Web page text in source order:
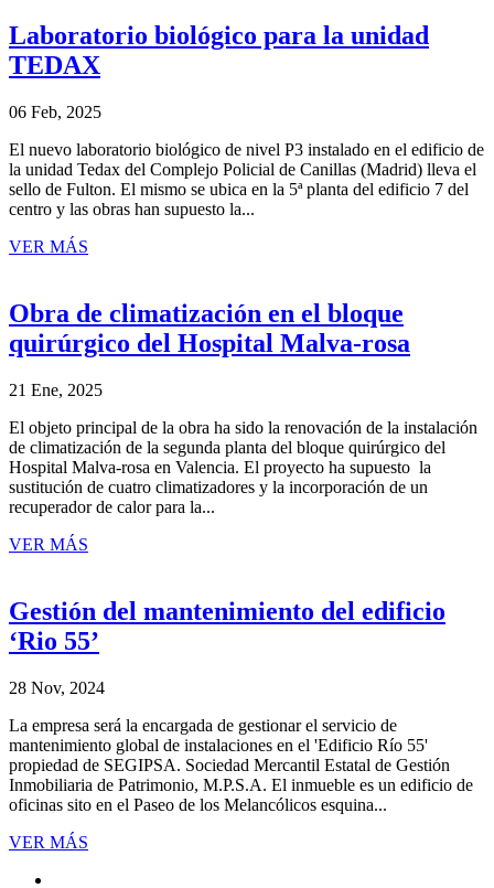
Laboratorio biológico para la unidad
TEDAX
06 Feb, 2025
El nuevo laboratorio biológico de nivel P3 instalado en el edificio de
la unidad Tedax del Complejo Policial de Canillas (Madrid) lleva el
sello de Fulton. El mismo se ubica en la 5ª planta del edificio 7 del
centro y las obras han supuesto la...
VER MÁS
Obra de climatización en el bloque
quirúrgico del Hospital Malva-rosa
21 Ene, 2025
El objeto principal de la obra ha sido la renovación de la instalación
de climatización de la segunda planta del bloque quirúrgico del
Hospital Malva-rosa en Valencia. El proyecto ha supuesto la
sustitución de cuatro climatizadores y la incorporación de un
recuperador de calor para la...
VER MÁS
Gestión del mantenimiento del edificio
‘Rio 55’
28 Nov, 2024
La empresa será la encargada de gestionar el servicio de
mantenimiento global de instalaciones en el 'Edificio Río 55'
propiedad de SEGIPSA. Sociedad Mercantil Estatal de Gestión
Inmobiliaria de Patrimonio, M.P.S.A. El inmueble es un edificio de
oficinas sito en el Paseo de los Melancólicos esquina...
VER MÁS